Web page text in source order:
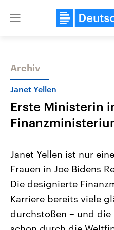
Close
Themen
Landtagswahl Sachsen-Anhalt
2026
Alle Informationen
Sachsen-Anhalt wählt am 6.
September 2026 einen neuen
Landtag. Seit 2021 wird das
Bundesland von einer
Archiv
Janet Yellen
Erste Ministerin
Janet Yellen ist nur
Frauen in Joe Bidens
Die designierte
Karriere bereits viele
durchstoßen – und die